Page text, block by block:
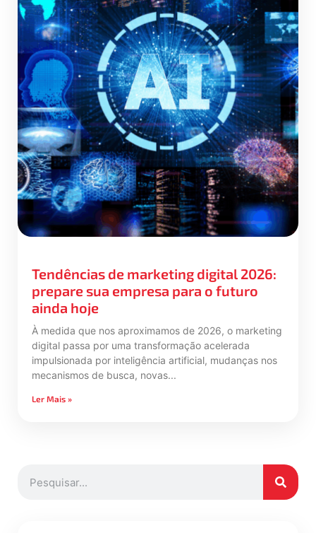
Tendências de marketing digital 2026:
prepare sua empresa para o futuro
ainda hoje
À medida que nos aproximamos de 2026, o marketing
digital passa por uma transformação acelerada
impulsionada por inteligência artificial, mudanças nos
mecanismos de busca, novas
Ler Mais »